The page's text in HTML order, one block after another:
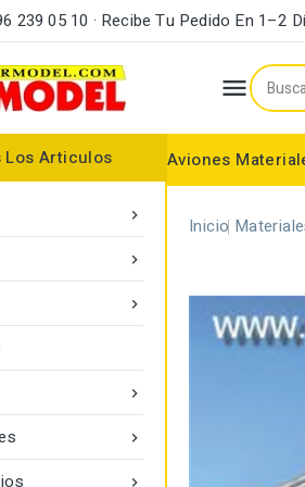
239 05 10 · Recibe Tu Pedido En 1–2

Aviones
Los Articulos






Inicio